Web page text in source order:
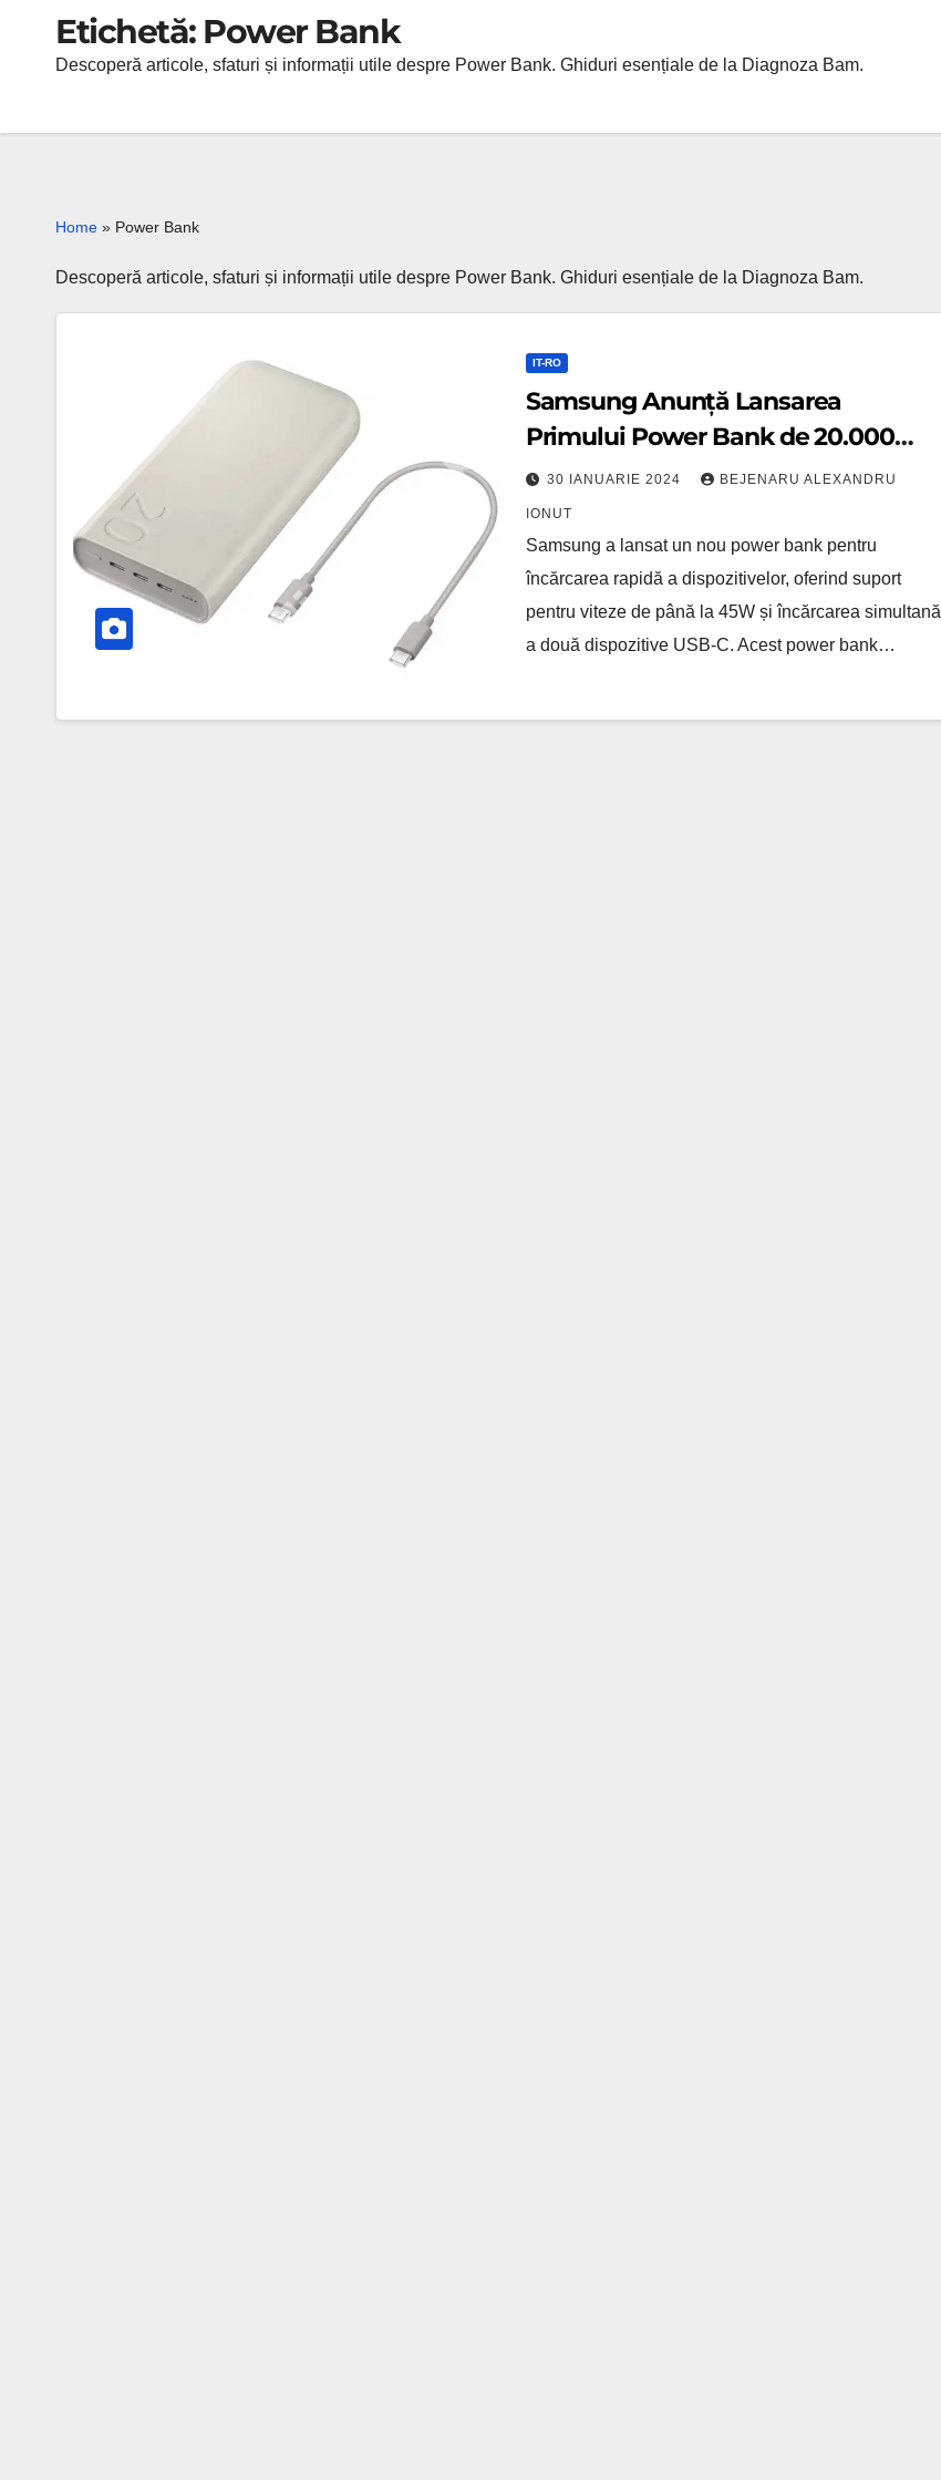
Etichetă: Power Bank
Descoperă articole, sfaturi și informații utile despre Power Bank. Ghiduri esențiale de la Diagnoza Bam.
Home » Power Bank
Descoperă articole, sfaturi și informații utile despre Power Bank. Ghiduri esențiale de la Diagnoza Bam.
Primului
Power
Bank
de
IT-RO
Samsung Anunță Lansarea
Primului Power Bank de 20.000
mAh cu Suport pentru Încărcare PD
de 45W! Descoperă Cum Poți
Beneficia de Această Tehnologie
Avansată.
30 IANUARIE 2024 BEJENARU ALEXANDRU
IONUT
Samsung a lansat un nou power bank pentru
încărcarea rapidă a dispozitivelor, oferind suport
pentru viteze de până la 45W și încărcarea simultană
a două dispozitive USB-C. Acest power bank…